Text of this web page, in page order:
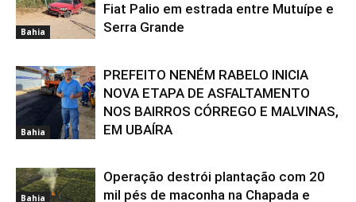
Bahia
Fiat Palio em estrada entre Mutuípe e
Serra Grande
Bahia
PREFEITO NENÉM RABELO INICIA
NOVA ETAPA DE ASFALTAMENTO
NOS BAIRROS CÓRREGO E MALVINAS,
EM UBAÍRA
Bahia
Operação destrói plantação com 20
mil pés de maconha na Chapada e